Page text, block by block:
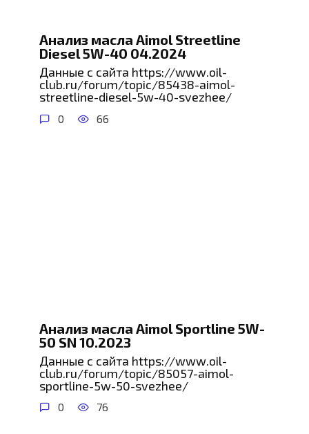
Анализ масла Aimol Streetline
Diesel 5W-40 04.2024
Данные с сайта https://www.oil-
club.ru/forum/topic/85438-aimol-
streetline-diesel-5w-40-svezhee/
0 66
Анализ масла Aimol Sportline 5W-
50 SN 10.2023
Данные с сайта https://www.oil-
club.ru/forum/topic/85057-aimol-
sportline-5w-50-svezhee/
0 76